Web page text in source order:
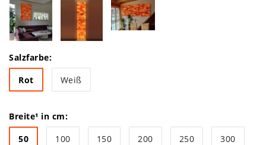
Salzfarbe:
Rot
Weiß
Breite¹ in cm:
50
100 150 200 250 300